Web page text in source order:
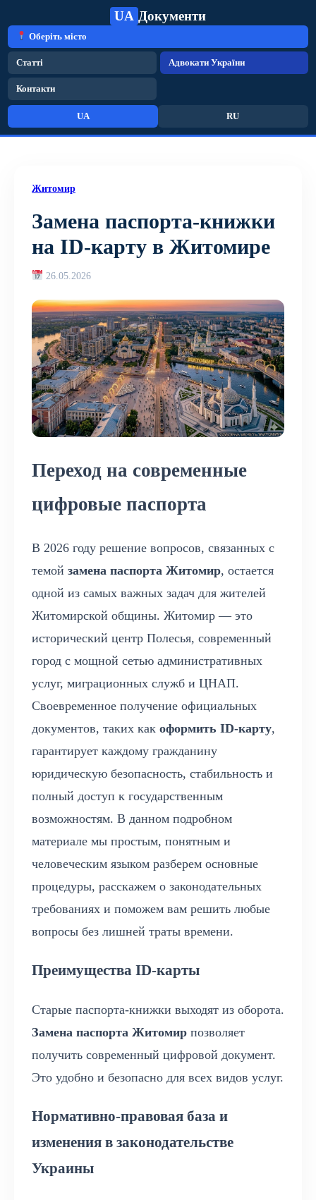
UA Документи
Оберіть місто
Статті Адвокати України
Контакти
UA RU
Житомир
Замена паспорта-книжки
на ID-карту в Житомире
26.05.2026
Переход на современные
цифровые паспорта
В 2026 году решение вопросов, связанных с
темой замена паспорта Житомир, остается
одной из самых важных задач для жителей
Житомирской общины. Житомир — это
исторический центр Полесья, современный
город с мощной сетью административных
услуг, миграционных служб и ЦНАП.
Своевременное получение официальных
документов, таких как оформить ID-карту,
гарантирует каждому гражданину
юридическую безопасность, стабильность и
полный доступ к государственным
возможностям. В данном подробном
материале мы простым, понятным и
человеческим языком разберем основные
процедуры, расскажем о законодательных
требованиях и поможем вам решить любые
вопросы без лишней траты времени.
Преимущества ID-карты
Старые паспорта-книжки выходят из оборота.
Замена паспорта Житомир позволяет
получить современный цифровой документ.
Это удобно и безопасно для всех видов услуг.
Нормативно-правовая база и
изменения в законодательстве
Украины